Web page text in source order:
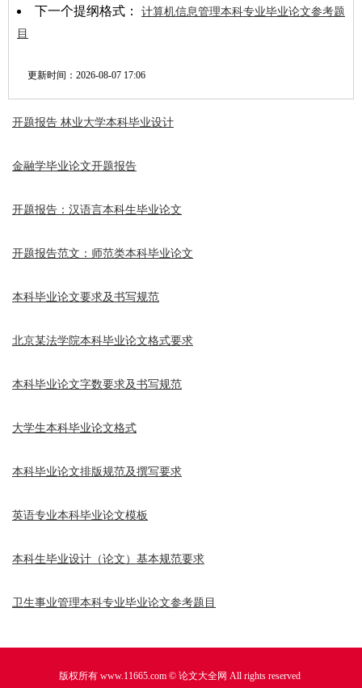
下一个提纲格式： 计算机信息管理本科专业毕业论文参考题
目
更新时间： 2026-08-07 17:06
开题报告 林业大学本科毕业设计
金融学毕业论文开题报告
开题报告：汉语言本科生毕业论文
开题报告范文：师范类本科毕业论文
本科毕业论文要求及书写规范
北京某法学院本科毕业论文格式要求
本科毕业论文字数要求及书写规范
大学生本科毕业论文格式
本科毕业论文排版规范及撰写要求
英语专业本科毕业论文模板
本科生毕业设计（论文）基本规范要求
卫生事业管理本科专业毕业论文参考题目
版权所有 www.11665.com © 论文大全网 All rights reserved